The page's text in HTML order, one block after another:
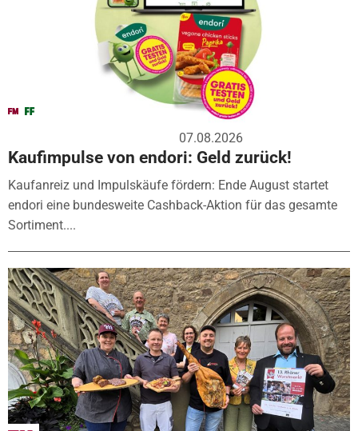
07.08.2026
Kaufimpulse von endori: Geld zurück!
Kaufanreiz und Impulskäufe fördern: Ende August startet
endori eine bundesweite Cashback-Aktion für das gesamte
Sortiment....